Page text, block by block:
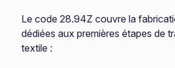
Le code 28.94Z couvre la
dédiées aux premières étapes de
textile :